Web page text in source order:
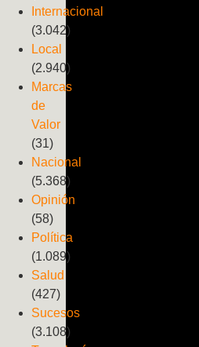
Internacional
(3.042)
Local
(2.940)
Marcas
de
Valor
(31)
Nacional
(5.368)
Opinión
(58)
Política
(1.089)
Salud
(427)
Sucesos
(3.108)